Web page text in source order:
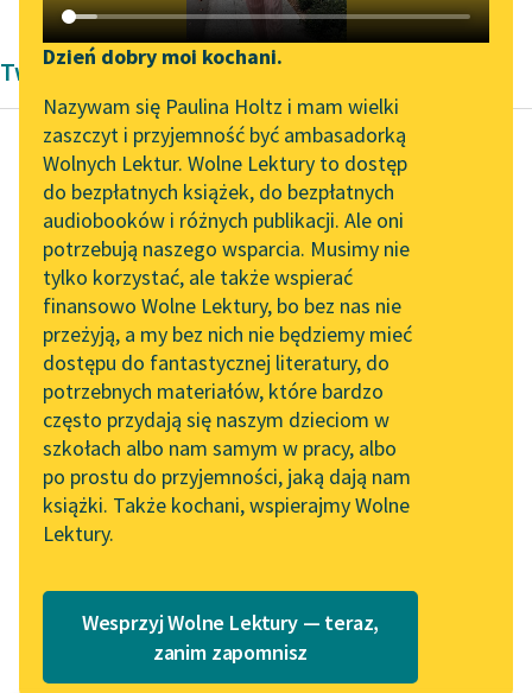
Katalog DAISY
Podkasty o książkach
Zgłoś brak utworu
Aktualności
„Prokurator Alicja Horn”
do słuchania
Byliśmy częścią AI Impact
Lab
Zapraszamy na spotkanie
online z tłumaczkami
literatury skandynawskiej
Spotkanie z Katarzyną
Tunkiel w Oslo
102. lata temu zmarł
Joseph Conrad
Lektury szkolne i klasyka
literatury do słuchania dla
Narzędzia
Mapa Wolnych Lektur
Leśmianator
Przewodnik dla piszących i
czytających
API
OAI-PMH
Widget Wolnych Lektur
Przypisy
Katalog w formacie PDF
Dzień dobry moi kochani.
Nazywam się Paulina Holtz i mam wielki
zaszczyt i przyjemność być ambasadorką
Wolnych Lektur. Wolne Lektury to dostęp
do bezpłatnych książek, do bezpłatnych
audiobooków i różnych publikacji. Ale oni
potrzebują naszego wsparcia. Musimy nie
tylko korzystać, ale także wspierać
finansowo Wolne Lektury, bo bez nas nie
przeżyją, a my bez nich nie będziemy mieć
dostępu do fantastycznej literatury, do
potrzebnych materiałów, które bardzo
często przydają się naszym dzieciom w
szkołach albo nam samym w pracy, albo
po prostu do przyjemności, jaką dają nam
książki. Także kochani, wspierajmy Wolne
Lektury.
Wesprzyj Wolne Lektury — teraz,
zanim zapomnisz
Twórczość Pozytywizm
John Stuart Mill
Poddaństwo
kobiet
Nie jest prawdą jakoby
w każdej dobrowolnej
spółce dwóch osób
jedna z nich musiała
rządzić...
Czytaj więcej
Poddaństwo
kobiet